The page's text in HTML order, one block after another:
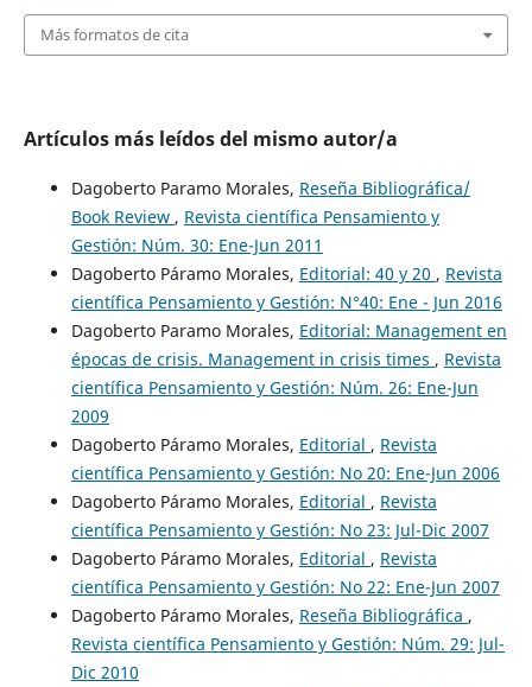
Más formatos de cita
Artículos más leídos del mismo autor/a
Dagoberto Paramo Morales, Reseña Bibliográfica/
Book Review , Revista científica Pensamiento y
Gestión: Núm. 30: Ene-Jun 2011
Dagoberto Páramo Morales, Editorial: 40 y 20 , Revista
científica Pensamiento y Gestión: N°40: Ene - Jun 2016
Dagoberto Paramo Morales, Editorial: Management en
épocas de crisis. Management in crisis times , Revista
científica Pensamiento y Gestión: Núm. 26: Ene-Jun
2009
Dagoberto Páramo Morales, Editorial , Revista
científica Pensamiento y Gestión: No 20: Ene-Jun 2006
Dagoberto Páramo Morales, Editorial , Revista
científica Pensamiento y Gestión: No 23: Jul-Dic 2007
Dagoberto Páramo Morales, Editorial , Revista
científica Pensamiento y Gestión: No 22: Ene-Jun 2007
Dagoberto Páramo Morales, Reseña Bibliográfica ,
Revista científica Pensamiento y Gestión: Núm. 29: Jul-
Dic 2010